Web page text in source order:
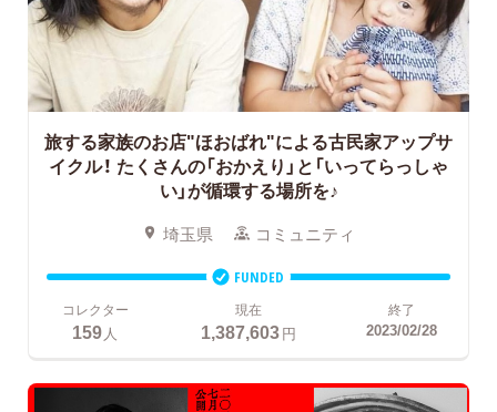
旅する家族のお店"ほおばれ"による古民家アップサ
イクル！ たくさんの「おかえり」と「いってらっしゃ
い」が循環する場所を♪
埼玉県 コミュニティ
FUNDED
コレクター
159人
現在
1,387,603円
終了
2023/02/28